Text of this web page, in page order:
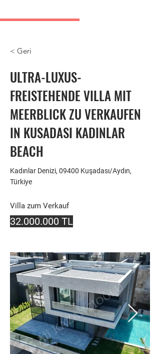
< Geri
ULTRA-LUXUS-
FREISTEHENDE VILLA MIT
MEERBLICK ZU VERKAUFEN
IN KUSADASI KADINLAR
BEACH
Kadınlar Denizi, 09400 Kuşadası/Aydın,
Türkiye
Villa zum Verkauf
32.000.000 TL